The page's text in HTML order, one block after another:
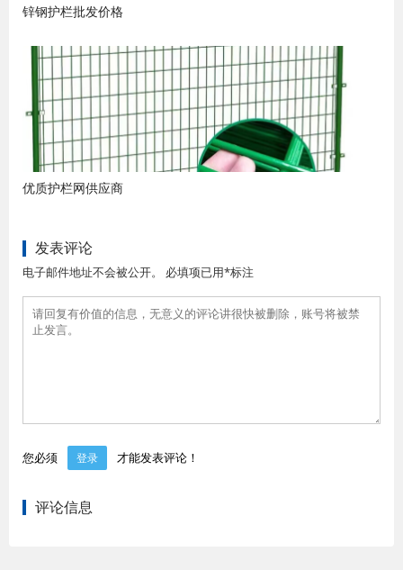
锌钢护栏批发价格
优质护栏网供应商
发表评论
电子邮件地址不会被公开。 必填项已用*标注
您必须 登录 才能发表评论！
评论信息